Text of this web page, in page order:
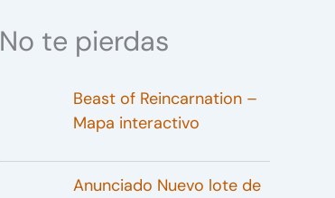
No te pierdas
Beast of Reincarnation –
Mapa interactivo
Anunciado Nuevo lote de